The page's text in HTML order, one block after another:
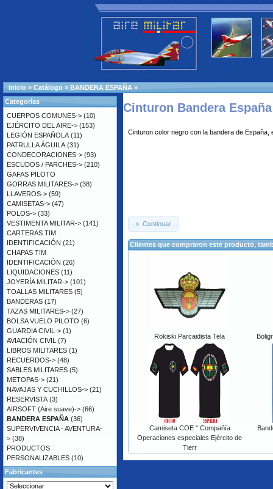
Inicio » Catálogo » BANDERA ESPAÑA »
Cinturon Bandera
Cinturon color negro con la bandera de España,
Continuar
Clientes que compraron este producto,
Rokiski Parcaidista Tela
Camiseta COE " Compañía
Operaciones especiales Ejército de
Tierr
Categorías
CUERPOS COMUNES-> (10)
EJÉRCITO DEL AIRE-> (153)
LEGIÓN ESPAÑOLA (11)
PATRULLA ÁGUILA (31)
CONDECORACIONES-> (93)
ESCUDOS / PARCHES-> (210)
GAFAS PILOTO
GORRAS MILITARES-> (38)
LLAVEROS-> (59)
CAMISETAS-> (47)
POLOS-> (33)
VESTIMENTA MILITAR-> (141)
CARTERAS TIM
IDENTIFICACIÓN (21)
CHAPAS TIM
IDENTIFICACIÓN (26)
LIQUIDACIONES (11)
JOYERÍA MILITAR-> (101)
TOALLAS MILITARES (5)
BANDERAS (17)
TAZAS MILITARES-> (27)
BOLSA VUELO PILOTO (6)
GUARDIA CIVIL-> (1)
AVIACIÓN CIVIL (7)
LIBROS MILITARES (1)
RECUERDOS-> (48)
SABLES MILITARES (5)
METOPAS-> (21)
NAVAJAS Y CUCHILLOS-> (21)
RESERVISTA (3)
AIRSOFT (Aire suave)-> (66)
BANDERA ESPAÑA (36)
SUPERVIVENCIA - AVENTURA-
> (38)
PRODUCTOS
PERSONALIZABLES (10)
Fabricantes